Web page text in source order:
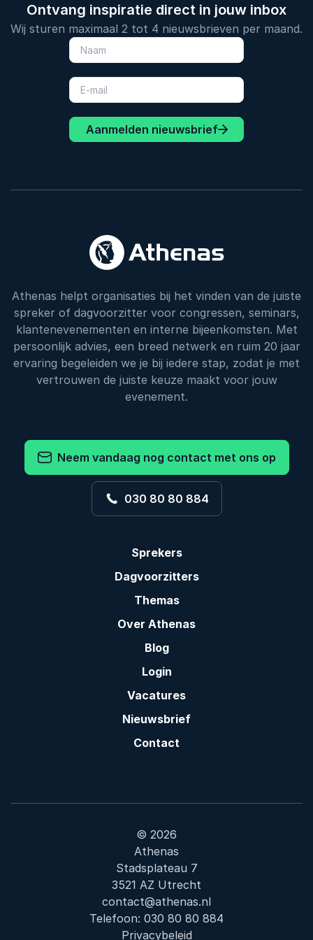
Ontvang inspiratie direct in jouw inbox
Wij sturen maximaal 2 tot 4 nieuwsbrieven per maand.
Aanmelden nieuwsbrief
Athenas helpt organisaties bij het vinden van de juiste
spreker of dagvoorzitter voor congressen, seminars,
klantenevenementen en interne bijeenkomsten. Met
persoonlijk advies, een breed netwerk en ruim 20 jaar
ervaring begeleiden we je bij iedere stap, zodat je met
vertrouwen de juiste keuze maakt voor jouw
evenement.
Neem vandaag nog contact met ons op
030 80 80 884
Sprekers
Dagvoorzitters
Themas
Over Athenas
Blog
Login
Vacatures
Nieuwsbrief
Contact
© 2026
Athenas
Stadsplateau 7
3521 AZ Utrecht
contact@athenas.nl
Telefoon: 030 80 80 884
Privacybeleid